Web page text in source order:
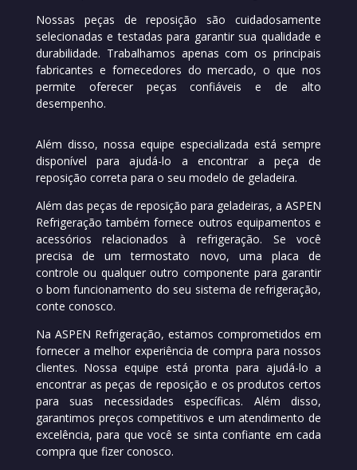
Nossas peças de reposição são cuidadosamente
selecionadas e testadas para garantir sua qualidade e
durabilidade. Trabalhamos apenas com os principais
fabricantes e fornecedores do mercado, o que nos
permite oferecer peças confiáveis e de alto
desempenho.
Além disso, nossa equipe especializada está sempre
disponível para ajudá-lo a encontrar a peça de
reposição correta para o seu modelo de geladeira.
Além das peças de reposição para geladeiras, a ASPEN
Refrigeração também fornece outros equipamentos e
acessórios relacionados à refrigeração. Se você
precisa de um termostato novo, uma placa de
controle ou qualquer outro componente para garantir
o bom funcionamento do seu sistema de refrigeração,
conte conosco.
Na ASPEN Refrigeração, estamos comprometidos em
fornecer a melhor experiência de compra para nossos
clientes. Nossa equipe está pronta para ajudá-lo a
encontrar as peças de reposição e os produtos certos
para suas necessidades específicas. Além disso,
garantimos preços competitivos e um atendimento de
excelência, para que você se sinta confiante em cada
compra que fizer conosco.